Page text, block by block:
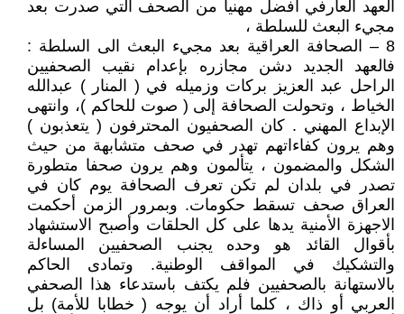
العهد العارفي أفضل مهنيا من الصحف التي صدرت بعد
مجيء البعث للسلطة ،
8 – الصحافة العراقية بعد مجيء البعث الى السلطة :
فالعهد الجديد دشن مجازره بإعدام نقيب الصحفيين
الراحل عبد العزيز بركات وزميله في ( المنار ) عبدالله
الخياط ، وتحولت الصحافة إلى ( صوت للحاكم )، وانتهى
الإبداع المهني . كان الصحفيون المحترفون ( يتعذبون )
وهم يرون كفاءاتهم تهدر في صحف متشابهة من حيث
الشكل والمضمون ، يتألمون وهم يرون صحفا متطورة
تصدر في بلدان لم تكن تعرف الصحافة يوم كان في
العراق صحف تسقط حكومات. وبمرور الزمن أحكمت
الاجهزة الأمنية يدها على كل الحلقات وأصبح الاستشهاد
بأقوال القائد هو وحده يجنب الصحفيين المساءلة
والتشكيك في المواقف الوطنية. وتمادى الحاكم
بالاستهانة بالصحفيين فلم يكتف باستدعاء هذا الصحفي
العربي أو ذاك ، كلما أراد أن يوجه ( خطابا للأمة) بل